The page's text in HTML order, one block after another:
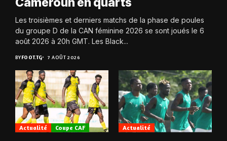
Les troisièmes et derniers matchs de la phase de poules
du groupe D de la CAN féminine 2026 se sont joués le 6
août 2026 à 20h GMT. Les Black...
BYFOOT.TG 7 AOÛT 2026
Actualité Coupe CAF Actualité